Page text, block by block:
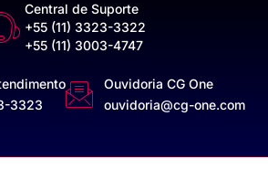
Central de Suporte
+55 (11) 3323-3322
+55 (11) 3003-4747
3323
Ouvidoria CG One
ouvidoria@cg-one.com